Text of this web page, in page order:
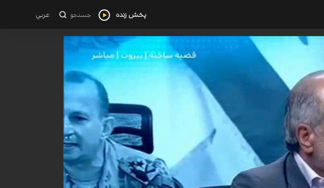
پخش زنده جستجو عربي